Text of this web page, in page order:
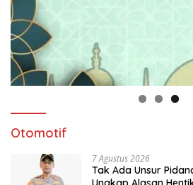
Otomotif
7 Agustus 2026
Tak Ada Unsur